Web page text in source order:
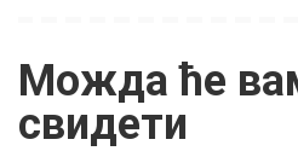
Можда ће
свидети